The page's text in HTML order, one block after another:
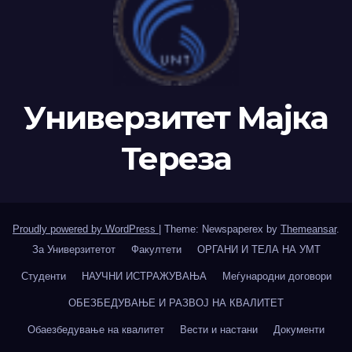
Универзитет Мајка
Тереза
Proudly powered by WordPress Theme: Newspaperex by Themeansar.
За Универзитетот
Факултети ОРГАНИ И ТЕЛА НА УМТ
Студенти НАУЧНИ ИСТРАЖУВАЊА Меѓународни договори
ОБЕЗБЕДУВАЊЕ И РАЗВОЈ НА КВАЛИТЕТ
Обаезбедување на квалитет Вести и настани Документи